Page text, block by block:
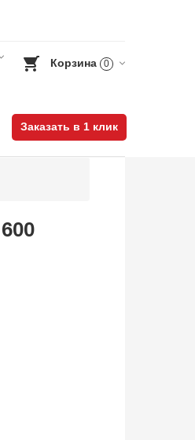
Корзина 0
Заказать в 1 клик